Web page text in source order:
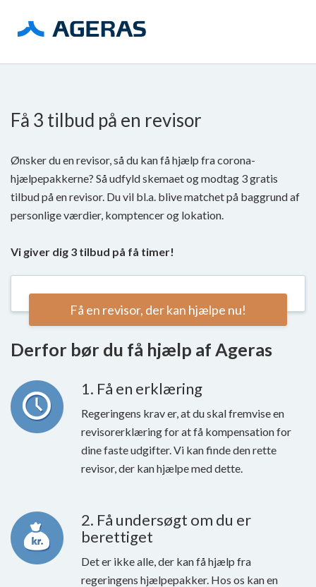
Få 3 tilbud på en revisor
Ønsker du en revisor, så du kan få hjælp fra corona-
hjælpepakkerne? Så udfyld skemaet og modtag 3 gratis
tilbud på en revisor. Du vil bl.a. blive matchet på baggrund af
personlige værdier, komptencer og lokation.
Vi giver dig 3 tilbud på få timer!
Få en revisor, der kan hjælpe nu!
Derfor bør du få hjælp af Ageras
1. Få en erklæring
Regeringens krav er, at du skal fremvise en
revisorerklæring for at få kompensation for
dine faste udgifter. Vi kan finde den rette
revisor, der kan hjælpe med dette.
2. Få undersøgt om du er
berettiget
Det er ikke alle, der kan få hjælp fra
regeringens hjælpepakker. Hos os kan en